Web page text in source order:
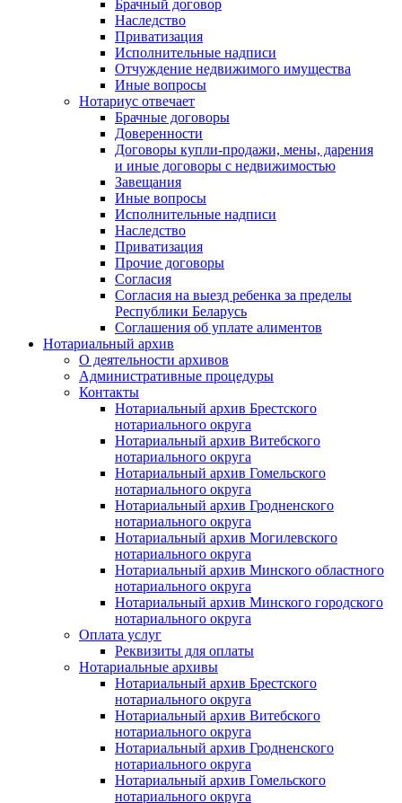
Брачный договор
Наследство
Приватизация
Исполнительные надписи
Отчуждение недвижимого имущества
Иные вопросы
Нотариус отвечает
Брачные договоры
Доверенности
Договоры купли-продажи, мены, дарения
и иные договоры с недвижимостью
Завещания
Иные вопросы
Исполнительные надписи
Наследство
Приватизация
Прочие договоры
Согласия
Согласия на выезд ребенка за пределы
Республики Беларусь
Соглашения об уплате алиментов
Нотариальный архив
О деятельности архивов
Административные процедуры
Контакты
Нотариальный архив Брестского
нотариального округа
Нотариальный архив Витебского
нотариального округа
Нотариальный архив Гомельского
нотариального округа
Нотариальный архив Гродненского
нотариального округа
Нотариальный архив Могилевского
нотариального округа
Нотариальный архив Минского областного
нотариального округа
Нотариальный архив Минского городского
нотариального округа
Оплата услуг
Реквизиты для оплаты
Нотариальные архивы
Нотариальный архив Брестского
нотариального округа
Нотариальный архив Витебского
нотариального округа
Нотариальный архив Гродненского
нотариального округа
Нотариальный архив Гомельского
нотариального округа